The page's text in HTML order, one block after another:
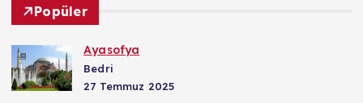
Popüler
Ayasofya
Bedri
27 Temmuz 2025